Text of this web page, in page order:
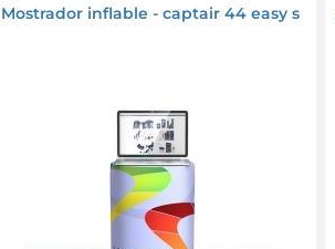
Mostrador inflable - captair 44 easy s